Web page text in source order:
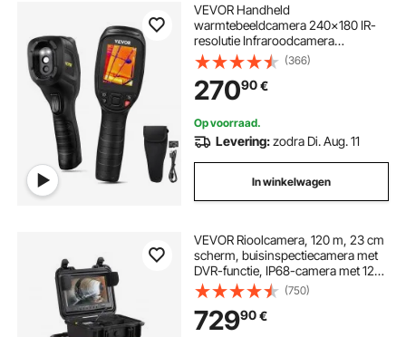
VEVOR Handheld
warmtebeeldcamera 240x180 IR-
resolutie Infraroodcamera
Thermometer 40mK
Thermografiecamera -20-550°C
Thermische camera Identificatie
van wilde dieren Elektrische
hotspots Ontbrekende isolatie
(366)
27090€
Op voorraad.
Levering:zodra Di. Aug. 11
In winkelwagen
VEVOR Rioolcamera, 120 m, 23 cm
scherm, buisinspectiecamera met
DVR-functie, IP68-camera met 12
verstelbare LED's, met een 16 GB
SD-kaart, voor rioleringen, huizen,
rioolafvoerbuizen
(750)
72990€